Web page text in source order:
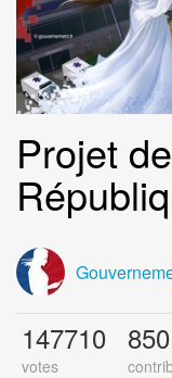
Projet
147710
votes